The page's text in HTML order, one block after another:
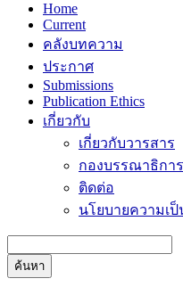
Home
Current
คลังบทความ
ประกาศ
Submissions
Publication Ethics
เกี่ยวกับ
เกี่ยวกับวารสาร
กองบรรณาธิการ
ติดต่อ
นโยบายความเ
ค้นหา